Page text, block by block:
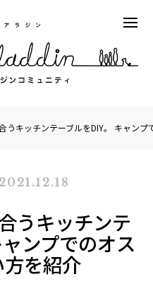
うキッチンテーブルをDIY。 キャン
うキッチンテ
ンプでのオス
を紹介